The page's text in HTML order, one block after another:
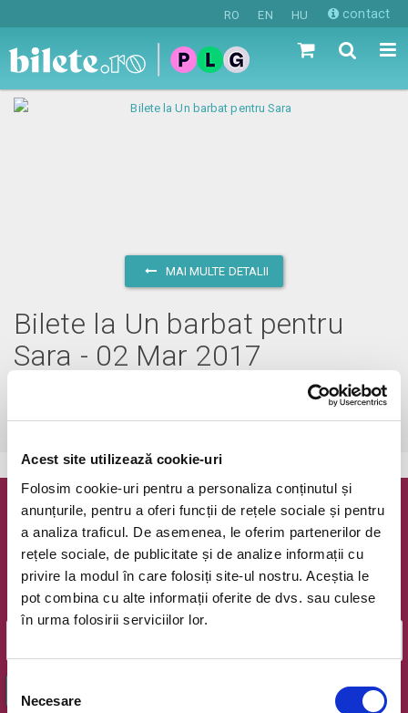
Acest site utilizează cookie-uri
Folosim cookie-uri pentru a personaliza conținutul și
anunțurile, pentru a oferi funcții de rețele sociale și pentru
a analiza traficul. De asemenea, le oferim partenerilor de
rețele sociale, de publicitate și de analize informații cu
privire la modul în care folosiți site-ul nostru. Aceștia le
pot combina cu alte informații oferite de dvs. sau culese
în urma folosirii serviciilor lor.
consimțământului
Necesare
RO EN HU contact
MAI MULTE DETALII
Bilete la Un barbat pentru
Sara - 02 Mar 2017
Bucuresti, Teatrul Tineretuluivezi pe harta
Newsletter @ Bilete.ro
Oferte exclusive si o editie saptamanala cu cele mai noi
evenimente.
Email